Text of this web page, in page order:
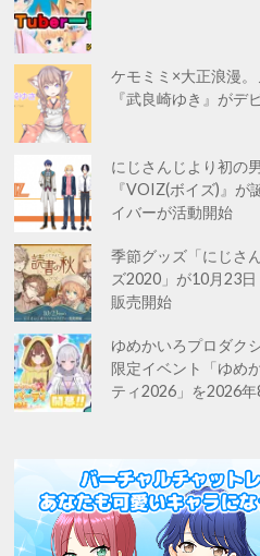
ケモミミ×大正浪漫
『武良崎ゆき』がデ
にじさんじより初の
『VOIZ(ボイズ)』
イバーが活動開始
季節グッズ「にじさ
ズ2020」が10月23
販売開始
ゆめかいろプロダク
限定イベント「ゆめ
ティ2026」を2026